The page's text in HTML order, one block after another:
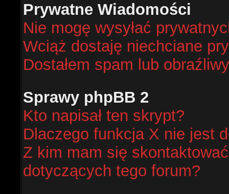
Prywatne Wiadomości
Nie mogę wysyłać
Wciąż dostaję niechciane
Dostałem spam lub
Sprawy phpBB 2
Kto napisał ten skrypt?
Dlaczego funkcja X nie jest
Z kim mam się
dotyczących tego forum?